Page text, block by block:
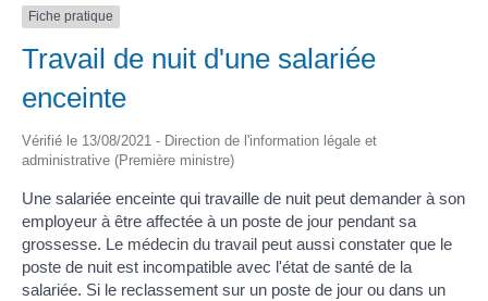
Fiche pratique
Travail de nuit d'une salariée
enceinte
Vérifié le 13/08/2021 - Direction de l'information légale et
administrative (Première ministre)
Une salariée enceinte qui travaille de nuit peut demander à son
employeur à être affectée à un poste de jour pendant sa
grossesse. Le médecin du travail peut aussi constater que le
poste de nuit est incompatible avec l'état de santé de la
salariée. Si le reclassement sur un poste de jour ou dans un